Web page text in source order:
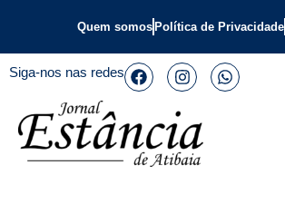
Quem somos Política de Privacidade
Siga-nos nas redes